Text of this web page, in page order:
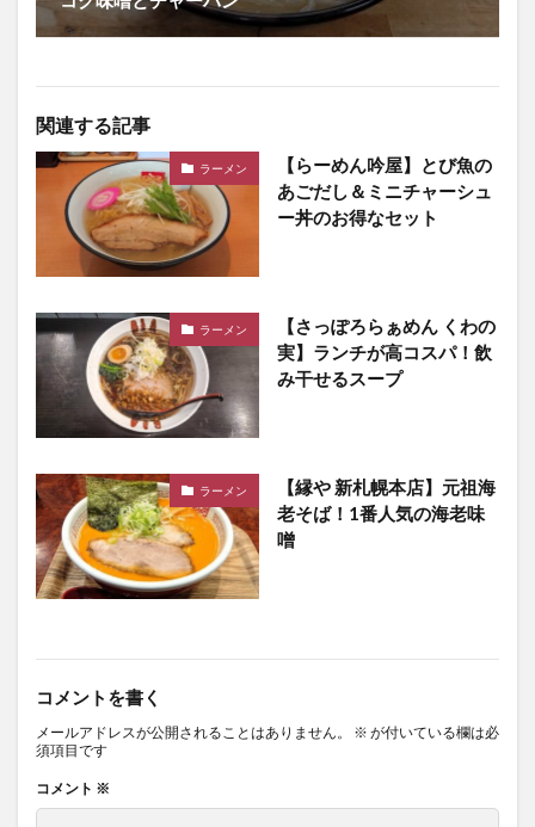
関連する記事
ラーメン
【らーめん吟屋】とび魚の
あごだし＆ミニチャーシュ
ー丼のお得なセット
ラーメン
【さっぽろらぁめん くわの
実】ランチが高コスパ！飲
み干せるスープ
ラーメン
【縁や 新札幌本店】元祖海
老そば！1番人気の海老味
噌
コメントを書く
メールアドレスが公開されることはありません。 ※ が付いている欄は必
須項目です
コメント ※